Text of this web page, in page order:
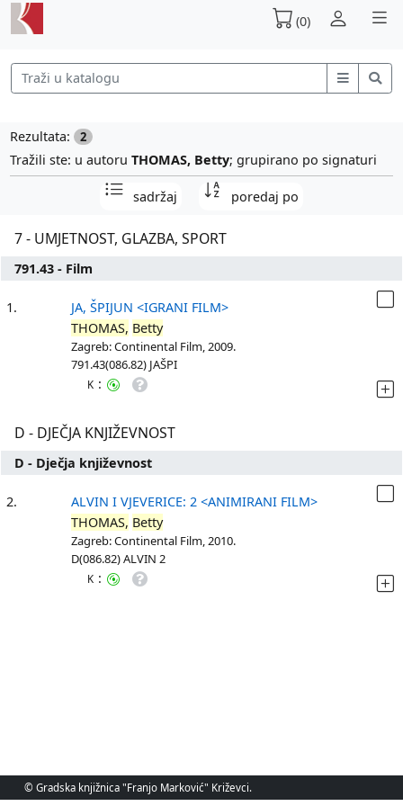
(0)
Rezultata: 2
Tražili ste: u autoru THOMAS, Betty; grupirano po signaturi
sadržaj poredaj po
7 - UMJETNOST, GLAZBA, SPORT
791.43 - Film
1.
JA, ŠPIJUN <IGRANI FILM>
THOMAS, Betty
Zagreb: Continental Film, 2009.
791.43(086.82) JAŠPI
K :
D - DJEČJA KNJIŽEVNOST
D - Dječja književnost
2.
ALVIN I VJEVERICE: 2 <ANIMIRANI FILM>
THOMAS, Betty
Zagreb: Continental Film, 2010.
D(086.82) ALVIN 2
K :
© Gradska knjižnica "Franjo Marković" Križevci.